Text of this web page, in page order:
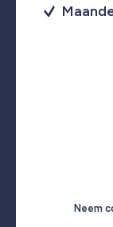
Neem